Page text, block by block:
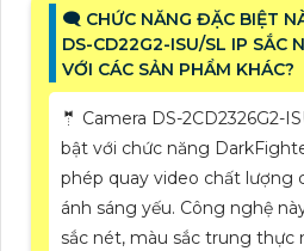
🗨️ CHỨC NĂNG ĐẶC BIỆT
DS-CD22G2-ISU/SL IP SẮC
VỚI CÁC SẢN PHẨM KHÁC?
🤵 Camera DS-2CD2326G2-
bật với chức năng
phép quay video chất lượng
ánh sáng yếu. Công nghệ
sắc nét, màu sắc trung thực